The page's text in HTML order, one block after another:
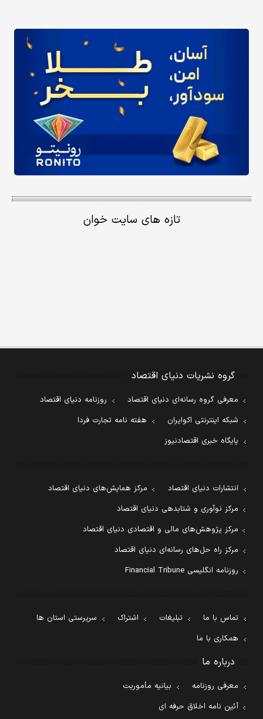
تازه های سایت خوان
گروه نشریات دنیای اقتصاد
معرفی گروه رسانه‌ای دنیای اقتصاد
روزنامه دنیای اقتصاد
شبکه اینترنتی اکوایران
هفته نامه تجارت فردا
پایگاه خبری اقتصادنیوز
انتشارات دنیای اقتصاد
مرکز همایش‌های دنیای اقتصاد
مرکز نوآوری و شتابدهی دنیای اقتصاد
مرکز پژوهش‌های مالی و اقتصادی دنیای اقتصاد
مرکز راه حل‌های رسانه‌ای دنیای اقتصاد
روزنامه انگلیسی Financial Tribune
تماس با ما تبلیغات اشتراک
سرپرستی استان ها
همکاری با ما
درباره ما
معرفی روزنامه
بیانیه مأموریت
آئین نامه اخلاق حرفه ای